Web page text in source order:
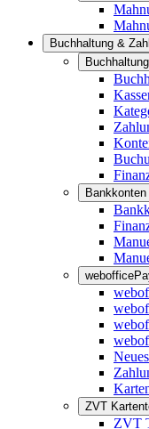
Buchhaltung &
ZVT
ZVT